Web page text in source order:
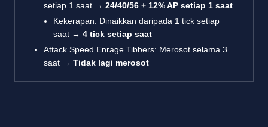
setiap 1 saat → 24/40/56 + 12% AP setiap 1 saat
Kekerapan: Dinaikkan daripada 1 tick setiap
saat → 4 tick setiap saat
Attack Speed Enrage Tibbers: Merosot selama 3
saat → Tidak lagi merosot